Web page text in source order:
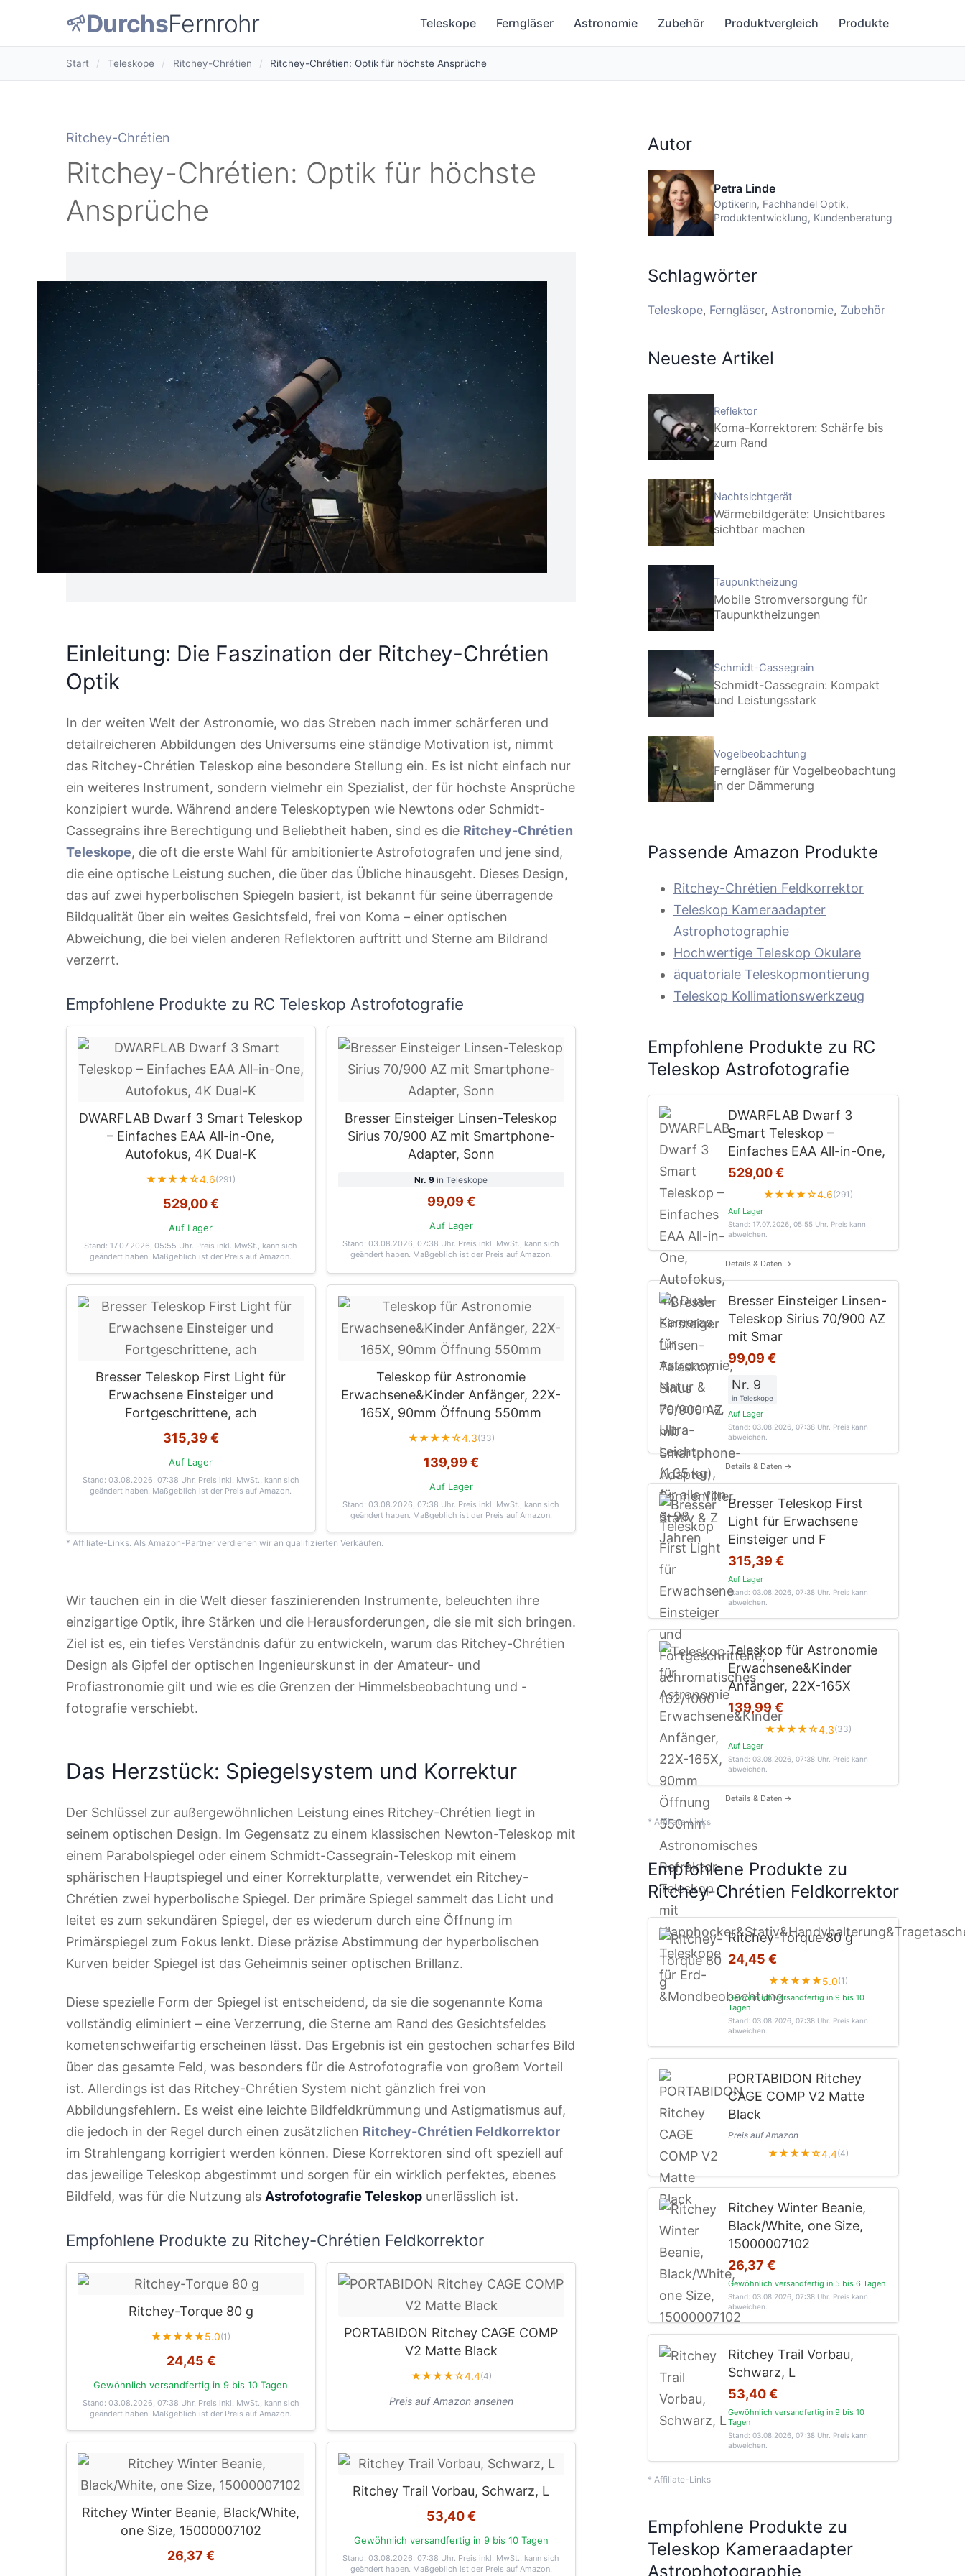
DurchsFernrohr Teleskope Ferngläser Astronomie Zubehör Produktvergleich Produkte
Start / Teleskope / Ritchey-Chrétien / Ritchey-Chrétien: Optik für höchste Ansprüche
Ritchey-Chrétien
Ritchey-Chrétien: Optik für höchste
Ansprüche
Einleitung: Die Faszination der Ritchey-Chrétien
Optik
In der weiten Welt der Astronomie, wo das Streben nach immer schärferen und
detailreicheren Abbildungen des Universums eine ständige Motivation ist, nimmt
das Ritchey-Chrétien Teleskop eine besondere Stellung ein. Es ist nicht einfach nur
ein weiteres Instrument, sondern vielmehr ein Spezialist, der für höchste Ansprüche
konzipiert wurde. Während andere Teleskoptypen wie Newtons oder Schmidt-
Cassegrains ihre Berechtigung und Beliebtheit haben, sind es die Ritchey-Chrétien
Teleskope, die oft die erste Wahl für ambitionierte Astrofotografen und jene sind,
die eine optische Leistung suchen, die über das Übliche hinausgeht. Dieses Design,
das auf zwei hyperbolischen Spiegeln basiert, ist bekannt für seine überragende
Bildqualität über ein weites Gesichtsfeld, frei von Koma – einer optischen
Abweichung, die bei vielen anderen Reflektoren auftritt und Sterne am Bildrand
verzerrt.
Empfohlene Produkte zu RC Teleskop Astrofotografie
DWARFLAB Dwarf 3 Smart Teleskop
– Einfaches EAA All-in-One,
Autofokus, 4K Dual-K
★★★★☆4.6(291)
529,00 €
Auf Lager
Stand: 17.07.2026, 05:55 Uhr. Preis inkl. MwSt., kann sich
geändert haben. Maßgeblich ist der Preis auf Amazon.
Bresser Einsteiger Linsen-Teleskop
Sirius 70/900 AZ mit Smartphone-
Adapter, Sonn
Nr. 9 in Teleskope
99,09 €
Auf Lager
Stand: 03.08.2026, 07:38 Uhr. Preis inkl. MwSt., kann sich
geändert haben. Maßgeblich ist der Preis auf Amazon.
Bresser Teleskop First Light für
Erwachsene Einsteiger und
Fortgeschrittene, ach
315,39 €
Auf Lager
Stand: 03.08.2026, 07:38 Uhr. Preis inkl. MwSt., kann sich
geändert haben. Maßgeblich ist der Preis auf Amazon.
Teleskop für Astronomie
Erwachsene&Kinder Anfänger, 22X-
165X, 90mm Öffnung 550mm
★★★★☆4.3(33)
139,99 €
Auf Lager
Stand: 03.08.2026, 07:38 Uhr. Preis inkl. MwSt., kann sich
geändert haben. Maßgeblich ist der Preis auf Amazon.
* Affiliate-Links. Als Amazon-Partner verdienen wir an qualifizierten Verkäufen.
Wir tauchen ein in die Welt dieser faszinierenden Instrumente, beleuchten ihre
einzigartige Optik, ihre Stärken und die Herausforderungen, die sie mit sich bringen.
Ziel ist es, ein tiefes Verständnis dafür zu entwickeln, warum das Ritchey-Chrétien
Design als Gipfel der optischen Ingenieurskunst in der Amateur- und
Profiastronomie gilt und wie es die Grenzen der Himmelsbeobachtung und -
fotografie verschiebt.
Das Herzstück: Spiegelsystem und Korrektur
Der Schlüssel zur außergewöhnlichen Leistung eines Ritchey-Chrétien liegt in
seinem optischen Design. Im Gegensatz zu einem klassischen Newton-Teleskop mit
einem Parabolspiegel oder einem Schmidt-Cassegrain-Teleskop mit einem
sphärischen Hauptspiegel und einer Korrekturplatte, verwendet ein Ritchey-
Chrétien zwei hyperbolische Spiegel. Der primäre Spiegel sammelt das Licht und
leitet es zum sekundären Spiegel, der es wiederum durch eine Öffnung im
Primärspiegel zum Fokus lenkt. Diese präzise Abstimmung der hyperbolischen
Kurven beider Spiegel ist das Geheimnis seiner optischen Brillanz.
Diese spezielle Form der Spiegel ist entscheidend, da sie die sogenannte Koma
vollständig eliminiert – eine Verzerrung, die Sterne am Rand des Gesichtsfeldes
kometenschweifartig erscheinen lässt. Das Ergebnis ist ein gestochen scharfes Bild
über das gesamte Feld, was besonders für die Astrofotografie von großem Vorteil
ist. Allerdings ist das Ritchey-Chrétien System nicht gänzlich frei von
Abbildungsfehlern. Es weist eine leichte Bildfeldkrümmung und Astigmatismus auf,
die jedoch in der Regel durch einen zusätzlichen Ritchey-Chrétien Feldkorrektor
im Strahlengang korrigiert werden können. Diese Korrektoren sind oft speziell auf
das jeweilige Teleskop abgestimmt und sorgen für ein wirklich perfektes, ebenes
Bildfeld, was für die Nutzung als Astrofotografie Teleskop unerlässlich ist.
Empfohlene Produkte zu Ritchey-Chrétien Feldkorrektor
Ritchey-Torque 80 g
★★★★★5.0(1)
24,45 €
Gewöhnlich versandfertig in 9 bis 10 Tagen
Stand: 03.08.2026, 07:38 Uhr. Preis inkl. MwSt., kann sich
geändert haben. Maßgeblich ist der Preis auf Amazon.
PORTABIDON Ritchey CAGE COMP
V2 Matte Black
★★★★☆4.4(4)
Preis auf Amazon ansehen
Ritchey Winter Beanie, Black/White,
one Size, 15000007102
26,37 €
Ritchey Trail Vorbau, Schwarz, L
53,40 €
Gewöhnlich versandfertig in 9 bis 10 Tagen
Stand: 03.08.2026, 07:38 Uhr. Preis inkl. MwSt., kann sich
geändert haben. Maßgeblich ist der Preis auf Amazon.
Autor
Petra Linde
Optikerin, Fachhandel Optik,
Produktentwicklung, Kundenberatung
Schlagwörter
Teleskope Ferngläser Astronomie Zubehör
Neueste Artikel
Reflektor
Koma-Korrektoren: Schärfe bis
zum Rand
Nachtsichtgerät
Wärmebildgeräte: Unsichtbares
sichtbar machen
Taupunktheizung
Mobile Stromversorgung für
Taupunktheizungen
Schmidt-Cassegrain
Schmidt-Cassegrain: Kompakt
und Leistungsstark
Vogelbeobachtung
Ferngläser für Vogelbeobachtung
in der Dämmerung
Passende Amazon Produkte
Ritchey-Chrétien Feldkorrektor
Teleskop Kameraadapter
Astrophotographie
Hochwertige Teleskop Okulare
äquatoriale Teleskopmontierung
Teleskop Kollimationswerkzeug
Empfohlene Produkte zu RC
Teleskop Astrofotografie
DWARFLAB Dwarf 3
Smart Teleskop –
Einfaches EAA All-in-One,
529,00 €
★★★★☆4.6(291)
Auf Lager
Stand: 17.07.2026, 05:55 Uhr. Preis kann
abweichen.
Details & Daten →
Bresser Einsteiger Linsen-
Teleskop Sirius 70/900 AZ
mit Smar
99,09 €
Nr. 9
in Teleskope
Auf Lager
Stand: 03.08.2026, 07:38 Uhr. Preis kann
abweichen.
Details & Daten →
Bresser Teleskop First
Light für Erwachsene
Einsteiger und F
315,39 €
Auf Lager
Stand: 03.08.2026, 07:38 Uhr. Preis kann
abweichen.
Teleskop für Astronomie
Erwachsene&Kinder
Anfänger, 22X-165X
139,99 €
★★★★☆4.3(33)
Auf Lager
Stand: 03.08.2026, 07:38 Uhr. Preis kann
abweichen.
Details & Daten →
* Affiliate-Links
Empfohlene Produkte zu
Ritchey-Chrétien Feldkorrektor
Ritchey-Torque 80 g
24,45 €
★★★★★5.0(1)
Gewöhnlich versandfertig in 9 bis 10
Tagen
Stand: 03.08.2026, 07:38 Uhr. Preis kann
abweichen.
PORTABIDON Ritchey
CAGE COMP V2 Matte
Black
Preis auf Amazon
★★★★☆4.4(4)
Ritchey Winter Beanie,
Black/White, one Size,
15000007102
26,37 €
Gewöhnlich versandfertig in 5 bis 6 Tagen
Stand: 03.08.2026, 07:38 Uhr. Preis kann
abweichen.
Ritchey Trail Vorbau,
Schwarz, L
53,40 €
Gewöhnlich versandfertig in 9 bis 10
Tagen
Stand: 03.08.2026, 07:38 Uhr. Preis kann
abweichen.
* Affiliate-Links
Empfohlene Produkte zu
Teleskop Kameraadapter
Astrophotographie